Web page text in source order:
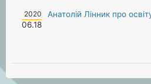
2020
06.18
Анатолій Лінник про